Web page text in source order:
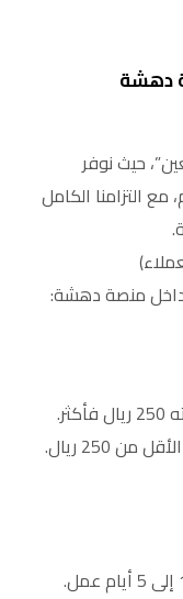
حيث نوفر
التزامنا الكامل
منصة دهشة: